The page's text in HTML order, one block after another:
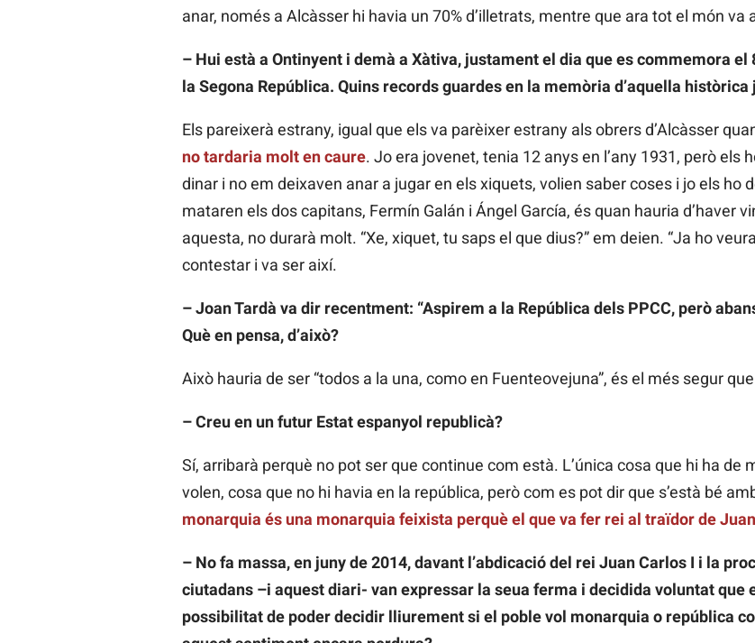
anar, només a Alcàsser hi havia un 70% d’illetrats, mentre que ara tot el món va
– Hui està a Ontinyent i demà a Xàtiva, justament el dia que es commemora
la Segona República. Quins records guardes en la memòria d’aquella històrica
Els pareixerà estrany, igual que els va parèixer estrany als obrers d’Alcàsser
no tardaria molt en caure. Jo era jovenet, tenia 12 anys en l’any 1931, però els
dinar i no em deixaven anar a jugar en els xiquets, volien saber coses i jo els ho
mataren els dos capitans, Fermín Galán i Ángel García, és quan hauria d’haver
aquesta, no durarà molt. “Xe, xiquet, tu saps el que dius?” em deien. “Ja ho
contestar i va ser així.
– Joan Tardà va dir recentment: “Aspirem a la República dels PPCC, però
Què en pensa, d’això?
Això hauria de ser “todos a la una, como en Fuenteovejuna”, és el més segur
– Creu en un futur Estat espanyol republicà?
Sí, arribarà perquè no pot ser que continue com està. L’única cosa que hi ha de
volen, cosa que no hi havia en la república, però com es pot dir que s’està bé
monarquia és una monarquia feixista perquè el que va fer rei al traïdor de
– No fa massa, en juny de 2014, davant l’abdicació del rei Juan Carlos I i la
ciutadans –i aquest diari- van expressar la seua ferma i decidida voluntat que
possibilitat de poder decidir lliurement si el poble vol monarquia o república